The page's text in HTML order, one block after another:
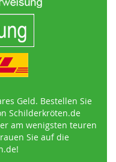
Geld. Bestellen Sie
Schilderkröten.de
am wenigsten teuren
Sie auf die